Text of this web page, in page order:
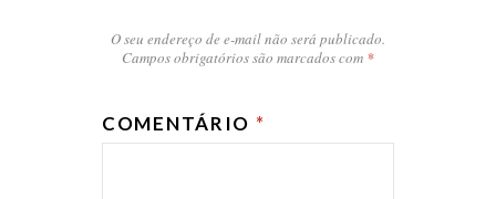
O seu endereço de e-mail não será publicado.
Campos obrigatórios são marcados com *
COMENTÁRIO *